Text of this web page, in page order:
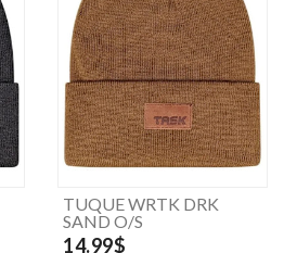
TUQUE WRTK DRK
SAND O/S
14.99$